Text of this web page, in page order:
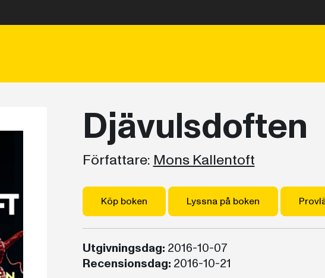
Djävulsdoften
Författare: Mons Kallentoft
Köp boken Lyssna på boken
Utgivningsdag: 2016-10-07
Recensionsdag: 2016-10-21